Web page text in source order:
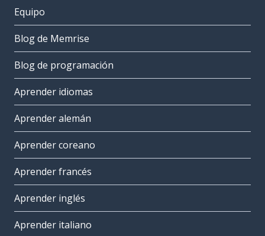
Equipo
Blog de Memrise
Blog de programación
Aprender idiomas
Aprender alemán
Aprender coreano
Aprender francés
Aprender inglés
Aprender italiano